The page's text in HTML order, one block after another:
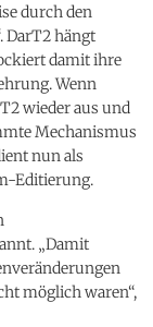
durch den
DarT2 hängt
damit ihre
Wenn
wieder aus und
Mechanismus
nun als
Editierung.
„Damit
möglich waren“,